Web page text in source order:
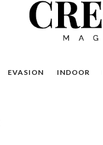
EVASION INDOOR